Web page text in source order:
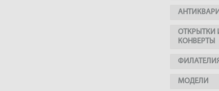
ОТКРЫТКИ
КОНВЕРТЫ
МОДЕЛИ